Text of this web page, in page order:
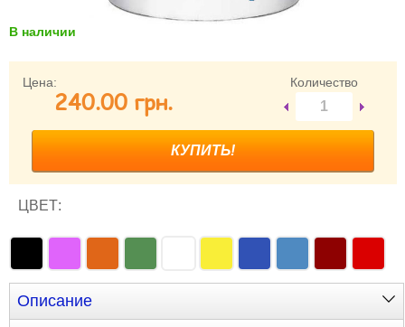
Забыли пароль?
Регистрация
В наличии
Цена:
240.00 грн.
Количество
ЦВЕТ:
Описание